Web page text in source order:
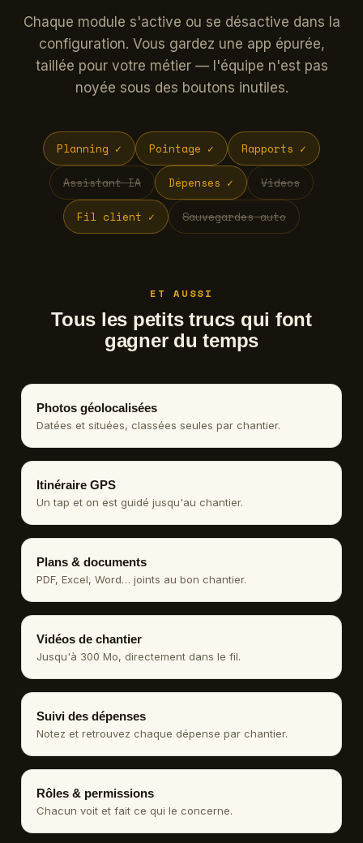
Chaque module s'active ou se désactive dans la
configuration. Vous gardez une app épurée,
taillée pour votre métier — l'équipe n'est pas
noyée sous des boutons inutiles.
Planning ✓ Pointage ✓ Rapports ✓
Assistant IA Dépenses ✓ Vidéos
Fil client ✓ Sauvegardes auto
ET AUSSI
Tous les petits trucs qui font
gagner du temps
Photos géolocalisées
Datées et situées, classées seules par chantier.
Itinéraire GPS
Un tap et on est guidé jusqu'au chantier.
Plans & documents
PDF, Excel, Word… joints au bon chantier.
Vidéos de chantier
Jusqu'à 300 Mo, directement dans le fil.
Suivi des dépenses
Notez et retrouvez chaque dépense par chantier.
Rôles & permissions
Chacun voit et fait ce qui le concerne.